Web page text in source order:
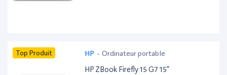
Top Produit HP - Ordinateur portable
HP ZBook Firefly 15 G7 15”